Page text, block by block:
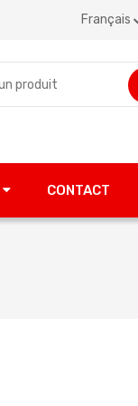
Français
CONTACT